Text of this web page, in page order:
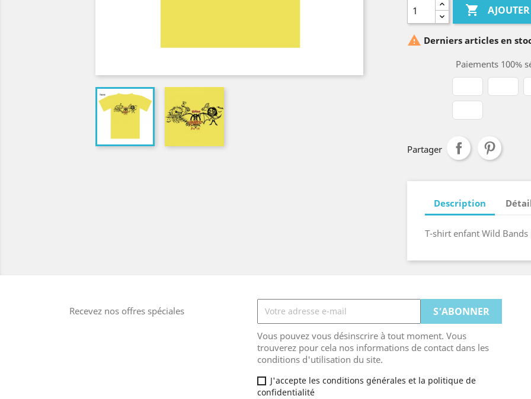

 Derniers articles en
Paiements 100%
Partager
Description
T-shirt enfant Wild
Recevez nos offres spéciales
Vous pouvez vous désinscrire à tout moment. Vous
trouverez pour cela nos informations de contact dans les
conditions d'utilisation du site.
J'accepte les conditions générales et la politique de
confidentialité